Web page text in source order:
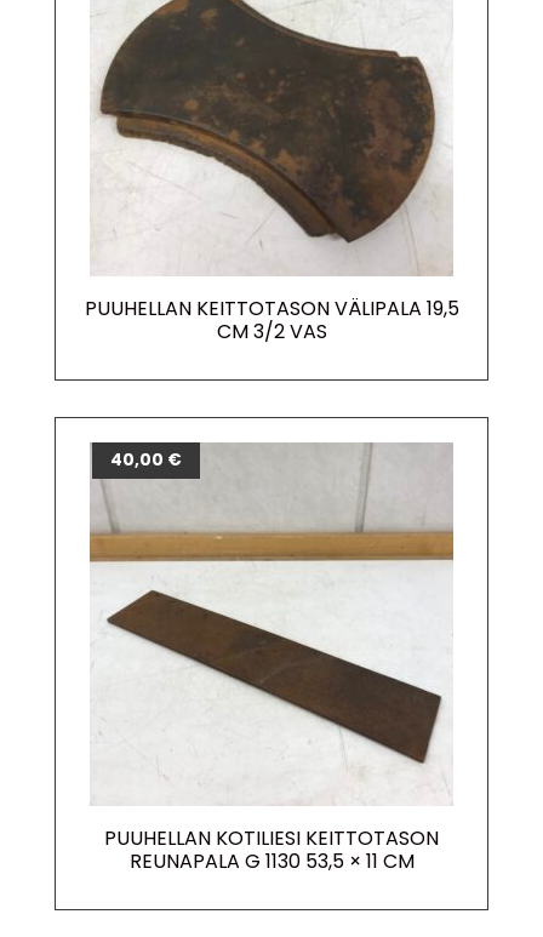
PUUHELLAN KEITTOTASON VÄLIPALA 19,5
CM 3/2 VAS
PUUHELLAN KOTILIESI KEITTOTASON
REUNAPALA G 1130 53,5 × 11 CM
40,00 €